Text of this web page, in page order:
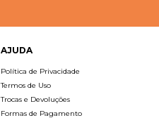
AJUDA
Política de Privacidade
Termos de Uso
Trocas e Devoluções
Formas de Pagamento